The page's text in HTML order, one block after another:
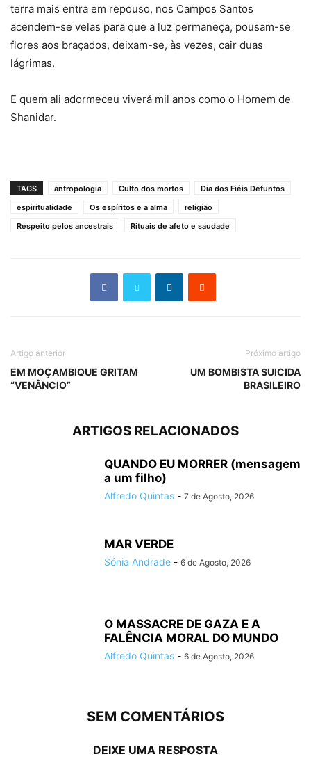
terra mais entra em repouso, nos Campos Santos
acendem-se velas para que a luz permaneça, pousam-se
flores aos braçados, deixam-se, às vezes, cair duas
lágrimas.
E quem ali adormeceu viverá mil anos como o Homem de
Shanidar.
TAGS antropologia Culto dos mortos
Dia dos Fiéis Defuntos
espiritualidade
Os espíritos e a alma
religião
Respeito pelos ancestrais
Rituais de afeto e saudade
Artigo anterior
EM MOÇAMBIQUE GRITAM
“VENÂNCIO”
Próximo artigo
UM BOMBISTA SUICIDA
BRASILEIRO
ARTIGOS RELACIONADOS
QUANDO EU MORRER (mensagem
a um filho)
Alfredo Quintas - 7 de Agosto, 2026
MAR VERDE
Sónia Andrade - 6 de Agosto, 2026
O MASSACRE DE GAZA E A
FALÊNCIA MORAL DO MUNDO
Alfredo Quintas - 6 de Agosto, 2026
SEM COMENTÁRIOS
DEIXE UMA RESPOSTA